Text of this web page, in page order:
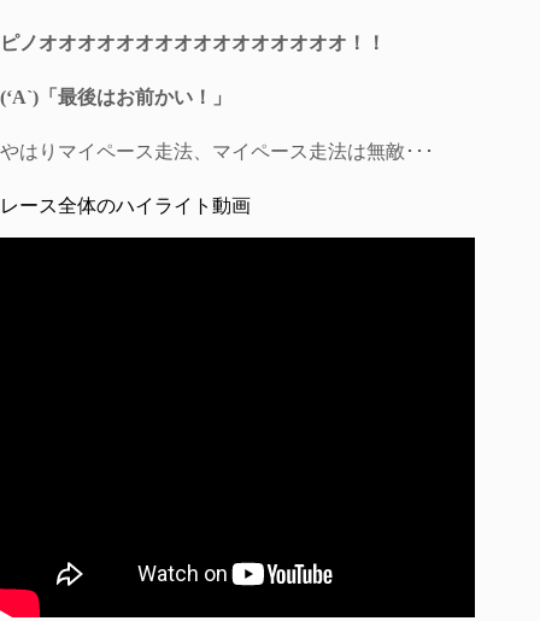
ピノオオオオオオオオオオオオオオオオ！！
(‘A`)「最後はお前かい！」
やはりマイペース走法、マイペース走法は無敵･･･
レース全体のハイライト動画